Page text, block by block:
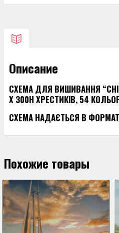
ДЛЯ
Описание
СХЕМА ДЛЯ ВИШИВАННЯ
X 300H ХРЕСТИКІВ, 54
СХЕМА НАДАЄТЬСЯ В ФОРМАТІ
Похожие товары